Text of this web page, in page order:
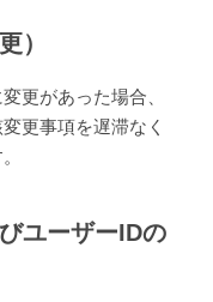
）
更があった場合、
更事項を遅滞なく
ユーザーIDの